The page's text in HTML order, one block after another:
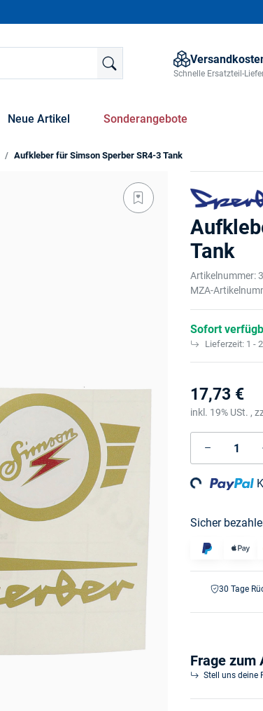
Schnelle Ersatzteil-
Neue Artikel Sonderangebote
Aufkleber für Simson Sperber SR4-3 Tank
Tank
Artikelnummer:
MZA-
Sofort
Lieferzeit: 1 -
17,73 €
inkl. 19% USt. ,
Loading...
Sicher
30 Tage
Frage zum
Stell uns deine